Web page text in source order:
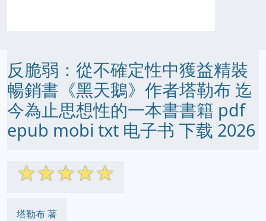
反脆弱：從不確定性中獲益精裝
暢銷書《黑天鵝》作者塔勒布 迄
今為止思想性的一本書書籍 pdf
epub mobi txt 电子书 下载 2026
☆☆☆☆☆
塔勒布 著